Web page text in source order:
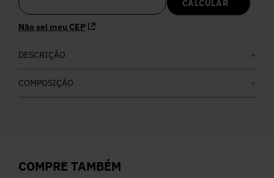
Não sei meu CEP
DESCRIÇÃO
COMPOSIÇÃO
COMPRE TAMBÉM
8º Calça Jeans